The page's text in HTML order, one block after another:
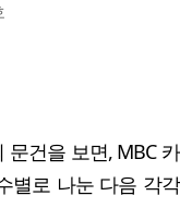
문건을 보면, MBC 카
별로 나눈 다음 각각